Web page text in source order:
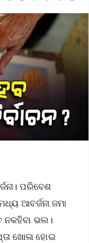
Apna Desh
ପରିବେଶ
ଆବର୍ଜନା ଜମା
ନକହିବା ଭଲ।
ଖୋଳା ହୋଇ